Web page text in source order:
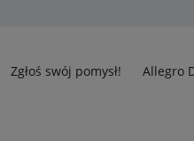
Zgłoś swój pomysł! Allegro